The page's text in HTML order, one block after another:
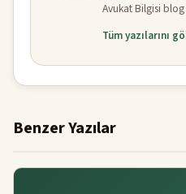
Avukat Bilgisi
Tüm yazılarını
Benzer Yazılar